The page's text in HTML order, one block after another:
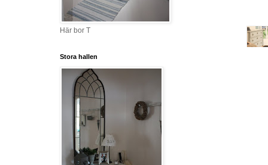
Här bor T
Stora hallen